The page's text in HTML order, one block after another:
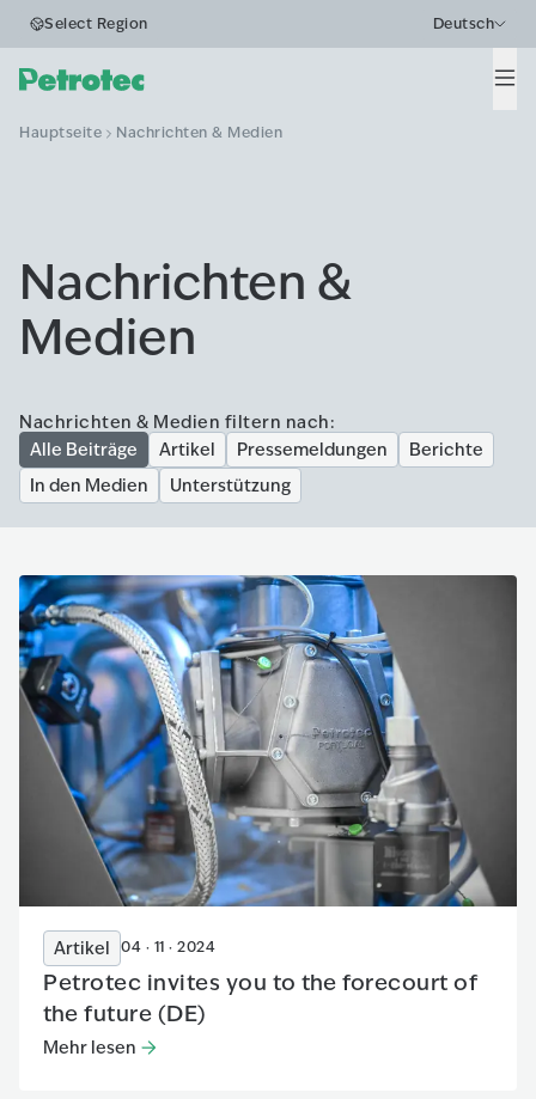
Select Region Deutsch
Hauptseite Nachrichten & Medien
Nachrichten &
Medien
Nachrichten & Medien filtern nach:
Alle Beiträge
Artikel Pressemeldungen
Berichte
In den Medien
Unterstützung
Artikel 04 · 11 · 2024
Petrotec invites you to the forecourt of
the future (DE)
Mehr lesen
Mehr lesen :Petrotec invites you to the forecourt of the